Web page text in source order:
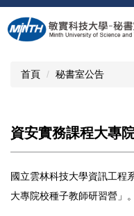
跳
到
主
首頁 秘書室公告
資安實務課程大專
國立雲林科技大學資訊工程
大專院校種子教師研習營」。